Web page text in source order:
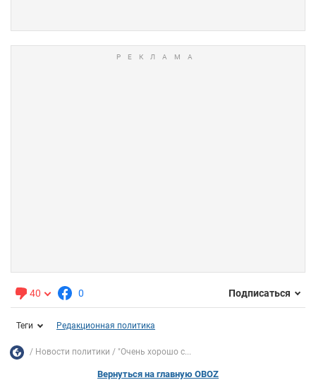
40 0 Подписаться
Теги Редакционная политика
Новости политики "Очень хорошо с...
Вернуться на главную OBOZ